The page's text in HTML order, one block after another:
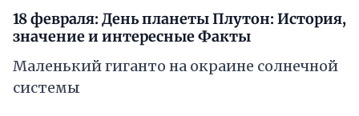
18 февраля: День планеты Плутон: История,
значение и интересные Факты
Маленький гиганто на окраине солнечной
системы